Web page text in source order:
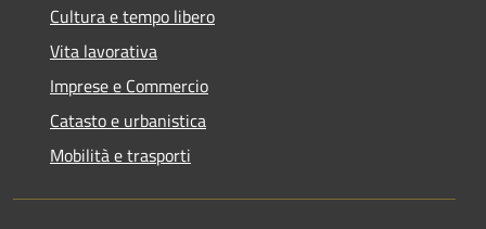
Cultura e tempo libero
Vita lavorativa
Imprese e Commercio
Catasto e urbanistica
Mobilità e trasporti